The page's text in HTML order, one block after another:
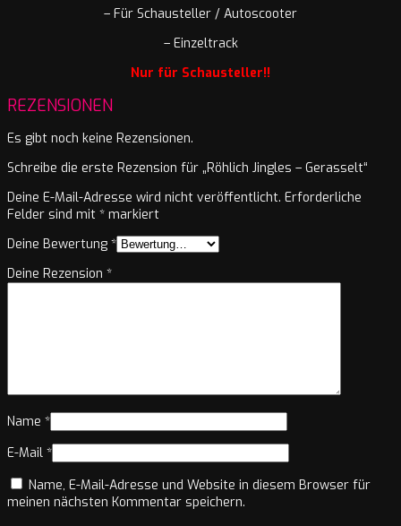
– Für Schausteller / Autoscooter
– Einzeltrack
Nur für Schausteller!!
REZENSIONEN
Es gibt noch keine Rezensionen.
Schreibe die erste Rezension für „Röhlich Jingles – Gerasselt“
Deine E-Mail-Adresse wird nicht veröffentlicht. Erforderliche
Felder sind mit * markiert
Deine Bewertung *
Deine Rezension *
Name *
E-Mail *
Name, E-Mail-Adresse und Website in diesem Browser für
meinen nächsten Kommentar speichern.